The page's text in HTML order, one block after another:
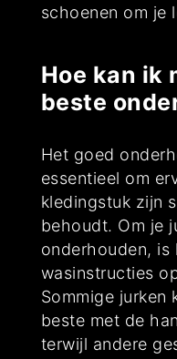
schoenen om je
Hoe kan ik
beste
Het goed
essentieel om
kledingstuk zijn
behoudt. Om je
onderhouden, is
wasinstructies
Sommige jurken
beste met de
terwijl andere